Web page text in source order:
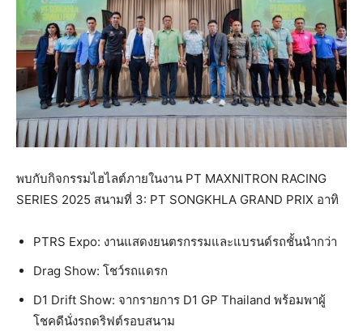
พบกับกิจกรรมไฮไลต์ภายในงาน PT MAXNITRON RACING
SERIES 2025 สนามที่ 3: PT SONGKHLA GRAND PRIX อาทิ
PTRS Expo: งานแสดงยนตรกรรมและแบรนด์รถชั้นนำกว่า
Drag Show: โชว์รถแดรก
D1 Drift Show: จากรายการ D1 GP Thailand พร้อมพาผู้
โชคดีนั่งรถดริฟต์รอบสนาม